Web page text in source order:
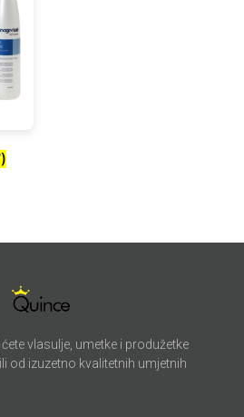
vlasulje, umetke i produžetke
od izuzetno kvalitetnih umjetnih